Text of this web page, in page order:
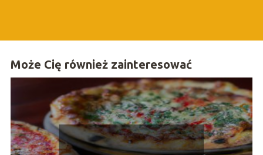
Może Cię również zainteresować